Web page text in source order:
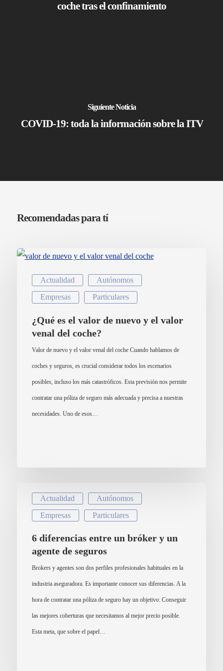
coche tras el confinamiento
Siguiente Noticia
COVID-19: toda la información sobre la ITV
Recomendadas para tí
Actualidad Autónomos
Empresas Particulares
¿Qué es el valor de nuevo y el valor
venal del coche?
Valor de nuevo y el valor venal del coche Cuando hablamos de
coches y seguros, es crucial considerar todos los escenarios
posibles, incluso los más catastróficos. Esta previsión nos permite
contratar una póliza de seguro más adecuada y precisa a nuestras
necesidades. Uno de esos…
Actualidad Autónomos
Empresas Particulares
6 diferencias entre un bróker y un
agente de seguros
Brokers y agentes son dos perfiles profesionales habituales en la
industria aseguradora. Es importante conocer sus diferencias. A la
hora de contratar una póliza de seguro hay un objetivo: Conseguir
las mejores coberturas que necesitamos al mejor precio posible.
Esta meta, que sobre el papel…
Otros Seguros
Particulares
Noticias
Aviso Legal
+34 913 427 859
info@cksegur.com